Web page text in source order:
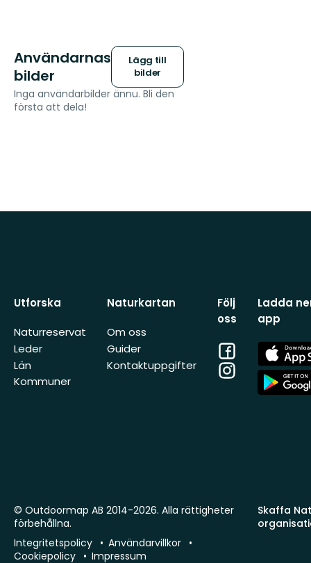
Användarnas
bilder
Lägg till
bilder
Inga användarbilder ännu. Bli den
första att dela!
Utforska
Naturreservat
Leder
Län
Kommuner
Naturkartan
Om oss
Guider
Kontaktuppgifter
Följ
oss
Facebook
Instagram
Ladda
app
App
Store
App
Store
Skaffa
© Outdoormap AB 2014-2026. Alla rättigheter
förbehållna.
Integritetspolicy
Användarvillkor
Cookiepolicy
Impressum